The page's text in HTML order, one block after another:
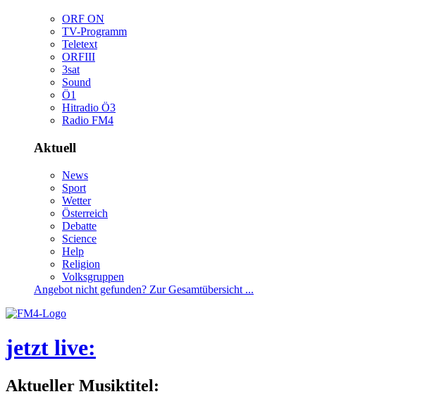
ORFON
TV-Programm
Teletext
ORFIII
3sat
Sound
Ö1
HitradioÖ3
RadioFM4
Aktuell
News
Sport
Wetter
Österreich
Debatte
Science
Help
Religion
Volksgruppen
Angebotnichtgefunden?ZurGesamtübersicht...
jetztlive:
AktuellerMusiktitel: